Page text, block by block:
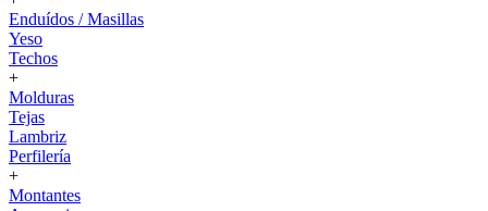
Enduídos / Masillas
Yeso
Techos
+
Molduras
Tejas
Lambriz
Perfilería
+
Montantes